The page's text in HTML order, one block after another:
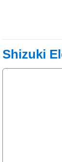
Shizuki